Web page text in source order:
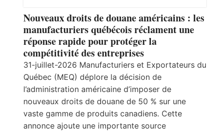
Nouveaux droits de douane américains : les
manufacturiers québécois réclament une
réponse rapide pour protéger la
compétitivité des entreprises
31-juillet-2026 Manufacturiers et Exportateurs du
Québec (MEQ) déplore la décision de
l’administration américaine d’imposer de
nouveaux droits de douane de 50 % sur une
vaste gamme de produits canadiens. Cette
annonce ajoute une importante source